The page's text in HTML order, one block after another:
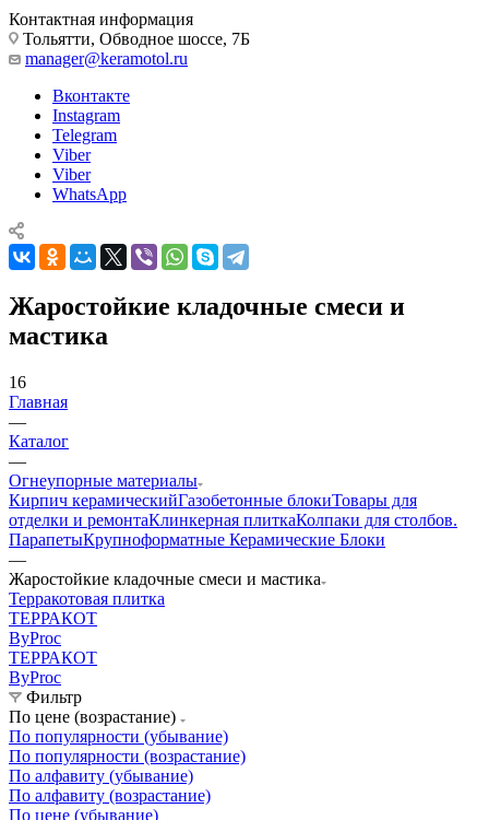
Контактная информация
Тольятти, Обводное шоссе, 7Б
manager@keramotol.ru
Вконтакте
Instagram
Telegram
Viber
Viber
WhatsApp
Жаростойкие кладочные смеси и
мастика
16
Главная
—
Каталог
—
Огнеупорные материалы
Кирпич керамическийГазобетонные блокиТовары для
отделки и ремонтаКлинкерная плиткаКолпаки для столбов.
ПарапетыКрупноформатные Керамические Блоки
—
Жаростойкие кладочные смеси и мастика
Терракотовая плитка
ТЕРРАКОТ
ByProc
ТЕРРАКОТ
ByProc
Фильтр
По цене (возрастание)
По популярности (убывание)
По популярности (возрастание)
По алфавиту (убывание)
По алфавиту (возрастание)
По цене (убывание)